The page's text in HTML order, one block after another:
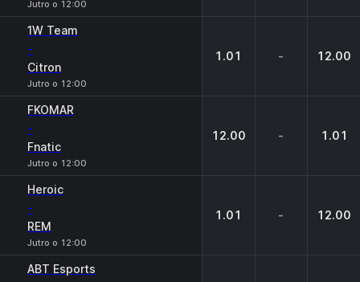
Jutro o 12:00
1W Team
-
Citron
Jutro o 12:00
1.01 - 12.00
FKOMAR
-
Fnatic
Jutro o 12:00
12.00 - 1.01
Heroic
-
REM
Jutro o 12:00
1.01 - 12.00
ABT Esports